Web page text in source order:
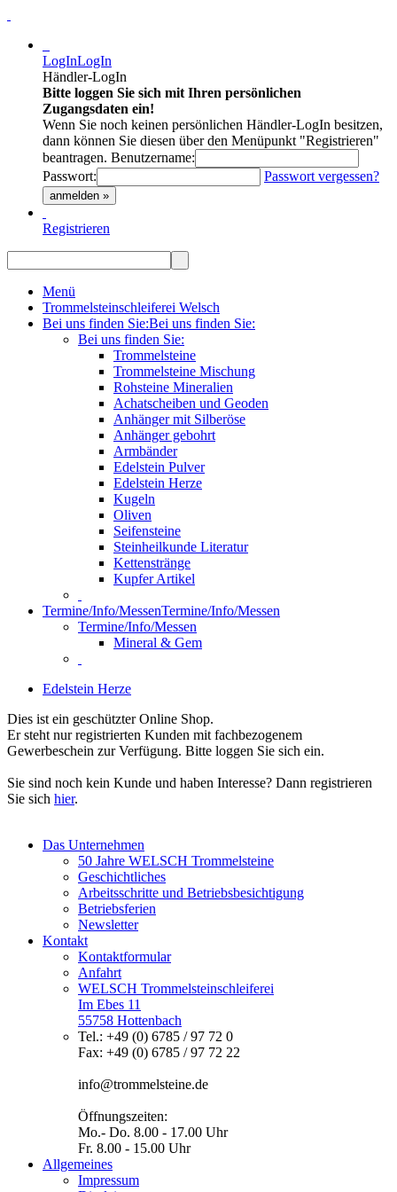
LogInLogIn
Händler-LogIn
Bitte loggen Sie sich mit Ihren persönlichen
Zugangsdaten ein!
Wenn Sie noch keinen persönlichen Händler-LogIn besitzen,
dann können Sie diesen über den Menüpunkt "Registrieren"
beantragen. Benutzername:
Passwort:
Passwort vergessen?
anmelden »
Registrieren
Menü
Trommelsteinschleiferei Welsch
Bei uns finden Sie:Bei uns finden Sie:
Bei uns finden Sie:
Trommelsteine
Trommelsteine Mischung
Rohsteine Mineralien
Achatscheiben und Geoden
Anhänger mit Silberöse
Anhänger gebohrt
Armbänder
Edelstein Pulver
Edelstein Herze
Kugeln
Oliven
Seifensteine
Steinheilkunde Literatur
Kettenstränge
Kupfer Artikel
Termine/Info/MessenTermine/Info/Messen
Termine/Info/Messen
Mineral & Gem
Edelstein Herze
Dies ist ein geschützter Online Shop.
Er steht nur registrierten Kunden mit fachbezogenem
Gewerbeschein zur Verfügung. Bitte loggen Sie sich ein.
Sie sind noch kein Kunde und haben Interesse? Dann registrieren
Sie sich hier.
Das Unternehmen
50 Jahre WELSCH Trommelsteine
Geschichtliches
Arbeitsschritte und Betriebsbesichtigung
Betriebsferien
Newsletter
Kontakt
Kontaktformular
Anfahrt
WELSCH Trommelsteinschleiferei
Im Ebes 11
55758 Hottenbach
Tel.: +49 (0) 6785 / 97 72 0
Fax: +49 (0) 6785 / 97 72 22
info@trommelsteine.de
Öffnungszeiten:
Mo.- Do. 8.00 - 17.00 Uhr
Fr. 8.00 - 15.00 Uhr
Allgemeines
Impressum